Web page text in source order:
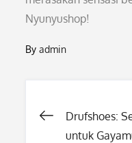
Nyunyushop!
Byadmin
Post
Drufshoes:
untuk